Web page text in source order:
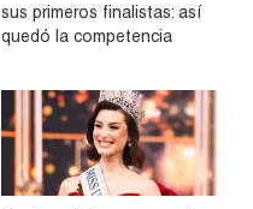
sus primeros finalistas: así
quedó la competencia